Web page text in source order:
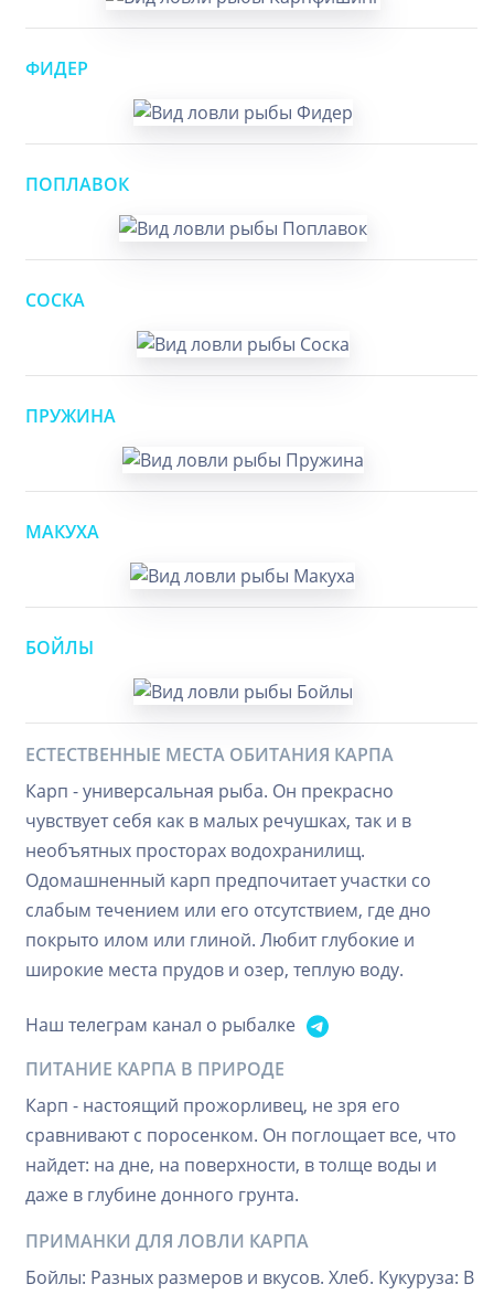
ФИДЕР
ПОПЛАВОК
СОСКА
ПРУЖИНА
МАКУХА
БОЙЛЫ
ЕСТЕСТВЕННЫЕ МЕСТА ОБИТАНИЯ КАРПА
Карп - универсальная рыба. Он прекрасно
чувствует себя как в малых речушках, так и в
необъятных просторах водохранилищ.
Одомашненный карп предпочитает участки со
слабым течением или его отсутствием, где дно
покрыто илом или глиной. Любит глубокие и
широкие места прудов и озер, теплую воду.
Наш телеграм канал о рыбалке
ПИТАНИЕ КАРПА В ПРИРОДЕ
Карп - настоящий прожорливец, не зря его
сравнивают с поросенком. Он поглощает все, что
найдет: на дне, на поверхности, в толще воды и
даже в глубине донного грунта.
ПРИМАНКИ ДЛЯ ЛОВЛИ КАРПА
Бойлы: Разных размеров и вкусов. Хлеб. Кукуруза: В